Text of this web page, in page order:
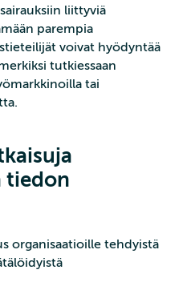
liittyviä
parempia
voivat hyödyntää
tutkiessaan
tai
tiedon
organisaatioille tehdyistä